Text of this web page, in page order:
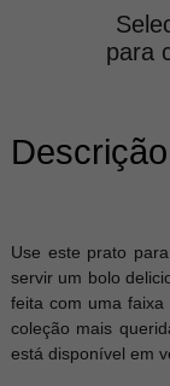
para
Use este prato
servir um bolo
feita com uma
coleção mais
está disponível em